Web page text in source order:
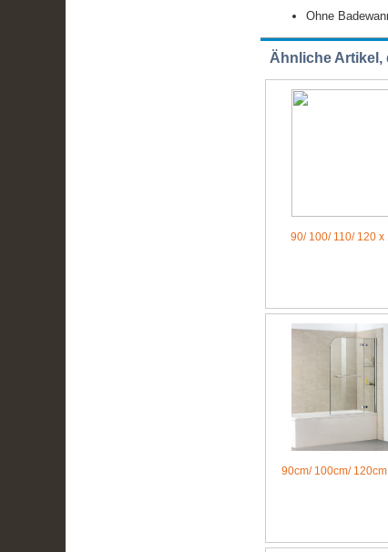
Ohne
Ähnliche Artikel,
90/ 100/ 110/ 120 x
90cm/ 100cm/